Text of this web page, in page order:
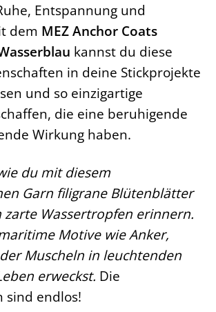
Entspannung und
dem MEZ Anchor Coats
kannst du diese
in deine Stickprojekte
und so einzigartige
die eine beruhigende
Wirkung haben.
du mit diesem
Garn filigrane Blütenblätter
zarte Wassertropfen erinnern.
Motive wie Anker,
Muscheln in leuchtenden
erweckst. Die
sind endlos!